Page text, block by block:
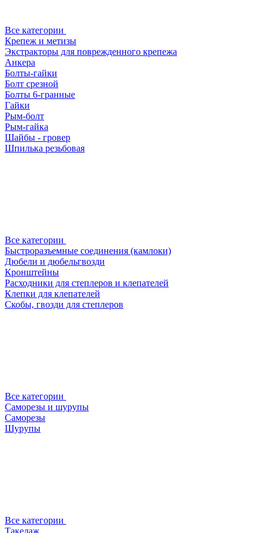
Все категории
Крепеж и метизы
Экстракторы для поврежденного крепежа
Анкера
Болты-гайки
Болт срезной
Болты 6-гранные
Гайки
Рым-болт
Рым-гайка
Шайбы - гровер
Шпилька резьбовая
Все категории
Быстроразъемные соединения (камлоки)
Дюбели и дюбельгвозди
Кронштейны
Расходники для степлеров и клепателей
Клепки для клепателей
Скобы, гвозди для степлеров
Все категории
Саморезы и шурупы
Саморезы
Шурупы
Все категории
Такелаж